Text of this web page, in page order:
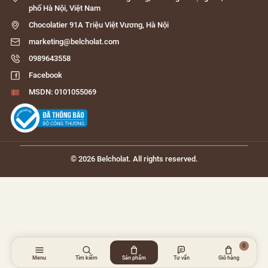
Menu Tìm kiếm Sản phẩm Tư vấn
0
Giỏ hàng
phố Hà Nội, Việt Nam
Chocolatier 91A Triệu Việt Vương, Hà Nội
marketing@belcholat.com
0989643558
Facebook
MSDN: 0101055069
© 2026 Belcholat. All rights reserved.